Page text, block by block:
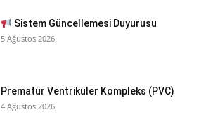
Sistem Güncellemesi Duyurusu
5 Ağustos 2026
Prematür Ventriküler Kompleks (PVC)
4 Ağustos 2026